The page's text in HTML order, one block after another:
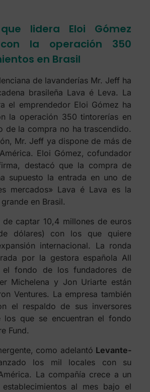
lidera Eloi Gómez
la operación 350
en Brasil
de lavanderías Mr. Jeff ha
brasileña Lava é Leva. La
el emprendedor Eloi Gómez ha
la operación 350 tintorerías en
de la compra no ha trascendido.
Mr. Jeff ya dispone de más de
Eloi Gómez, cofundador
destacó que la compra de
supuesto la entrada en uno de
mercados» Lava é Lava es la
en Brasil.
captar 10,4 millones de euros
dólares) con los que quiere
internacional. La ronda
por la gestora española All
el fondo de los fundadores de
Michelena y Jon Uriarte están
Ventures. La empresa también
el respaldo de sus inversores
los que se encuentran el fondo
Fund.
como adelantó Levante-
los mil locales con su
La compañía crece a un
al mes bajo el